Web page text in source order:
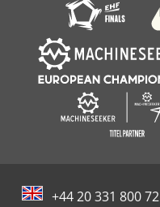
+44 20 331 800 72